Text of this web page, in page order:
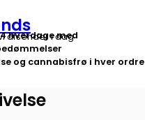
afsender i dag
hverdage med
og cannabisfrø i hver ordre